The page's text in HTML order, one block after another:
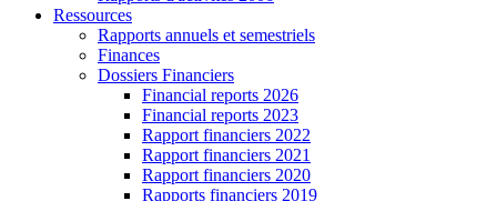
Ressources
Rapports annuels et semestriels
Finances
Dossiers Financiers
Financial reports 2026
Financial reports 2023
Rapport financiers 2022
Rapport financiers 2021
Rapport financiers 2020
Rapports financiers 2019